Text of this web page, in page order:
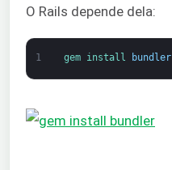
O Rails depende dela:
1 gem install bundler